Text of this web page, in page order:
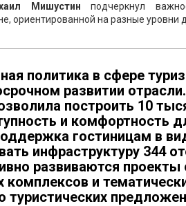
Мишустин подчеркнул
ориентированной на разные уровни
политика в сфере
развитии
построить 10
и комфортность
гостиницам в
инфраструктуру 344
развиваются проекты
и
туристических